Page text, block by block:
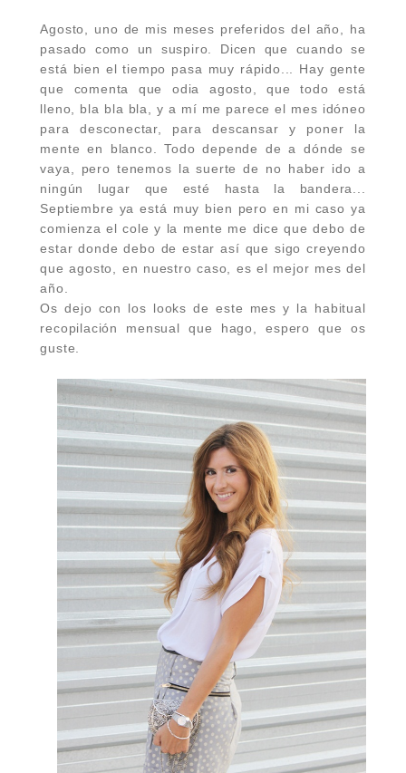
Agosto, uno de mis meses preferidos del año, ha
pasado como un suspiro. Dicen que cuando se
está bien el tiempo pasa muy rápido... Hay gente
que comenta que odia agosto, que todo está
lleno, bla bla bla, y a mí me parece el mes idóneo
para desconectar, para descansar y poner la
mente en blanco. Todo depende de a dónde se
vaya, pero tenemos la suerte de no haber ido a
ningún lugar que esté hasta la bandera...
Septiembre ya está muy bien pero en mi caso ya
comienza el cole y la mente me dice que debo de
estar donde debo de estar así que sigo creyendo
que agosto, en nuestro caso, es el mejor mes del
año.
Os dejo con los looks de este mes y la habitual
recopilación mensual que hago, espero que os
guste.